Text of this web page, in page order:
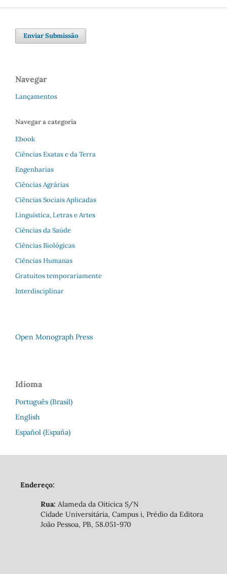
Enviar Submissão
Navegar
Lançamentos
Navegar a categoria
Ebook
Ciências Exatas e da Terra
Engenharias
Ciências Agrárias
Ciências Sociais Aplicadas
Linguística, Letras e Artes
Ciências da Saúde
Ciências Biológicas
Ciências Humanas
Gratuitos temporariamente
Interdisciplinar
Open Monograph Press
Idioma
Português (Brasil)
English
Español (España)
Endereço:
Rua: Alameda da Oiticica S/N
Cidade Universitária, Campus i, Prédio da Editora
João Pessoa, PB, 58.051-970